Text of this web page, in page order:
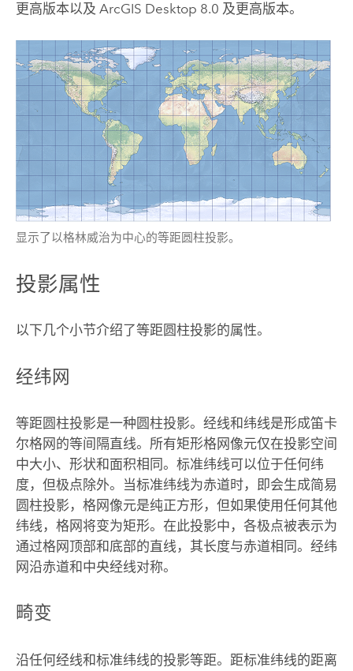
更高版本以及 ArcGIS Desktop 8.0 及更高版本。
显示了以格林威治为中心的等距圆柱投影。
投影属性
以下几个小节介绍了等距圆柱投影的属性。
经纬网
等距圆柱投影是一种圆柱投影。经线和纬线是形成笛卡
尔格网的等间隔直线。所有矩形格网像元仅在投影空间
中大小、形状和面积相同。标准纬线可以位于任何纬
度，但极点除外。当标准纬线为赤道时，即会生成简易
圆柱投影，格网像元是纯正方形，但如果使用任何其他
纬线，格网将变为矩形。在此投影中，各极点被表示为
通过格网顶部和底部的直线，其长度与赤道相同。经纬
网沿赤道和中央经线对称。
畸变
沿任何经线和标准纬线的投影等距。距标准纬线的距离